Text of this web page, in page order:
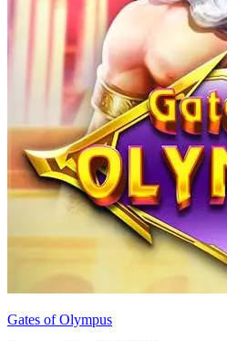
Gates of Olympus